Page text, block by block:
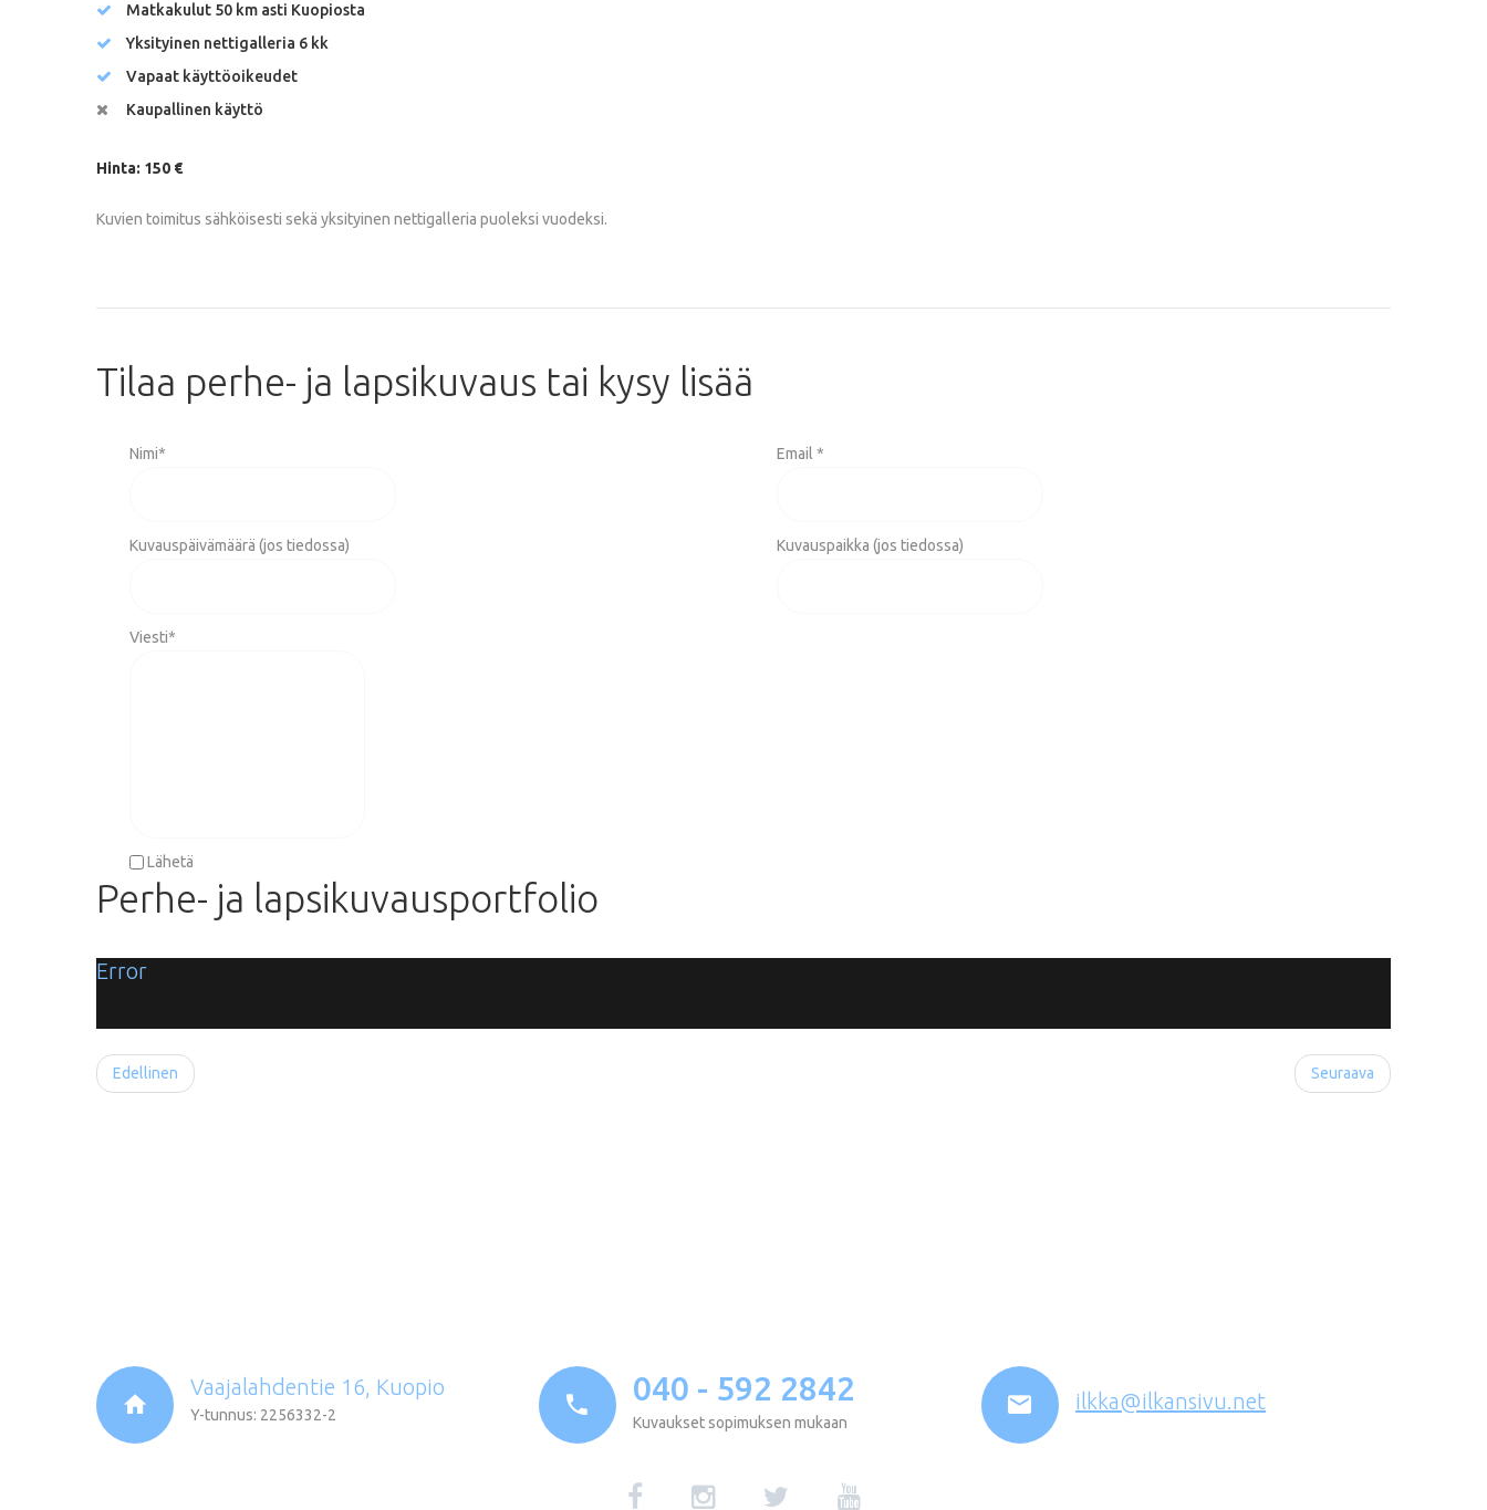
Matkakulut 50 km asti Kuopiosta
Yksityinen nettigalleria 6 kk
Vapaat käyttöoikeudet
Kaupallinen käyttö
Hinta: 150 €
Kuvien toimitus sähköisesti sekä yksityinen nettigalleria puoleksi vuodeksi.
Tilaa perhe- ja lapsikuvaus tai kysy lisää
Nimi*
Kuvauspäivämäärä (jos tiedossa)
Email *
Kuvauspaikka (jos tiedossa)
Viesti*
Lähetä
Perhe- ja lapsikuvausportfolio
Error
Edellinen Seuraava
Vaajalahdentie 16, Kuopio
Y-tunnus: 2256332-2
040 - 592 2842
Kuvaukset sopimuksen mukaan
ilkka@ilkansivu.net